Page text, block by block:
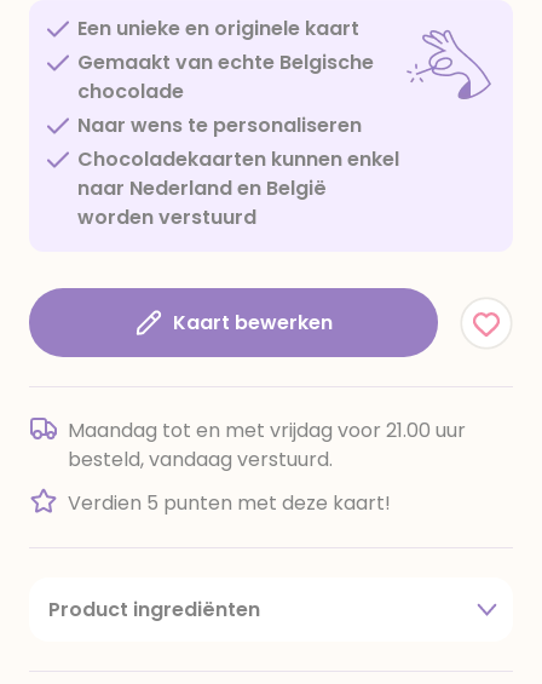
Een unieke en originele kaart
Gemaakt van echte Belgische
chocolade
Naar wens te personaliseren
Chocoladekaarten kunnen enkel
naar Nederland en België
worden verstuurd
Kaart bewerken
Maandag tot en met vrijdag voor 21.00 uur
besteld, vandaag verstuurd.
Verdien 5 punten met deze kaart!
Product ingrediënten
amandelen,cacaomassa, emulgator (sojalecithine),